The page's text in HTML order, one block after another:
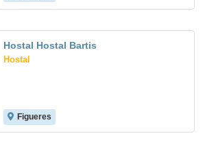
Hostal Hostal Bartis
Hostal
Figueres